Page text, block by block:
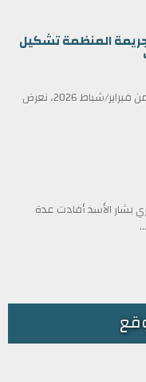
المنظمة تشكيل
في عناوين الصحف ليوم الأربعاء الثامن عشر من فبراير/شباط 2026، نعرض
بشار الأسد أفادت عدة